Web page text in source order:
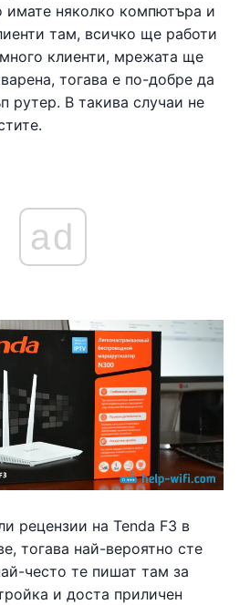
имате няколко компютъра и
там, всичко ще работи
клиенти, мрежата ще
тогава е по-добре да
рутер. В такива случаи не
ad
рецензии на Tenda F3 в
тогава най-вероятно сте
често те пишат там за
и доста приличен